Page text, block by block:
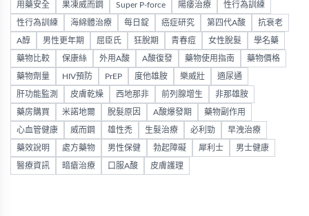
用藥安全 果凍威而鋼 Super P-force 陽痿治療 性行為訓練
性行為訓練 海綿體治療 每日錠 癌症研究 第四代A酸 抗衰老
A醇 男性更年期 屈臣氏 狂脫期 青春痘 女性脫髮 學名藥
藥物比較 保康絲 外用A酸 A酸復發 藥物使用指南 藥物價格
藥物劑量 HIV預防 PrEP 度他雄胺 樂威壯 適尿通
肝功能監測 皮膚乾燥 西地那非 前列腺增生 非那雄胺
藥房購買 米諾地爾 脫髮原因 A酸爆發期 藥物副作用
心血管健康 威而鋼 雄性禿 生髮治療 必利勁 早洩治療
藥效說明 處方藥物 男性保健 勃起障礙 犀利士 男士健康
醫療資訊 暗瘡治療 口服A酸 皮膚護理